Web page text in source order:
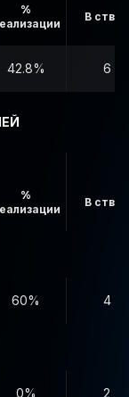
%
В створ
42.8% 6
%
В створ
60% 4
0% 2